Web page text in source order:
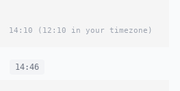
14:10 (12:10 in your timezone)
14:46